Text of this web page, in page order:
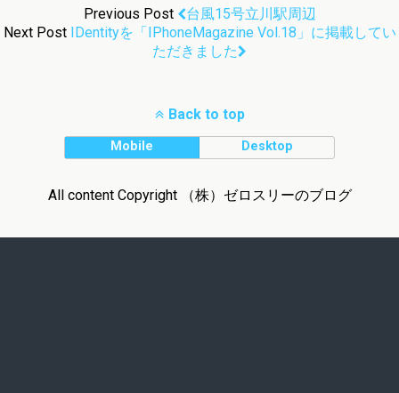
Previous Post
台風15号立川駅周辺
Next Post IDentityを「iPhoneMagazine Vol.18」に掲載してい
ただきました
Back to top
Mobile Desktop
All content Copyright （株）ゼロスリーのブログ